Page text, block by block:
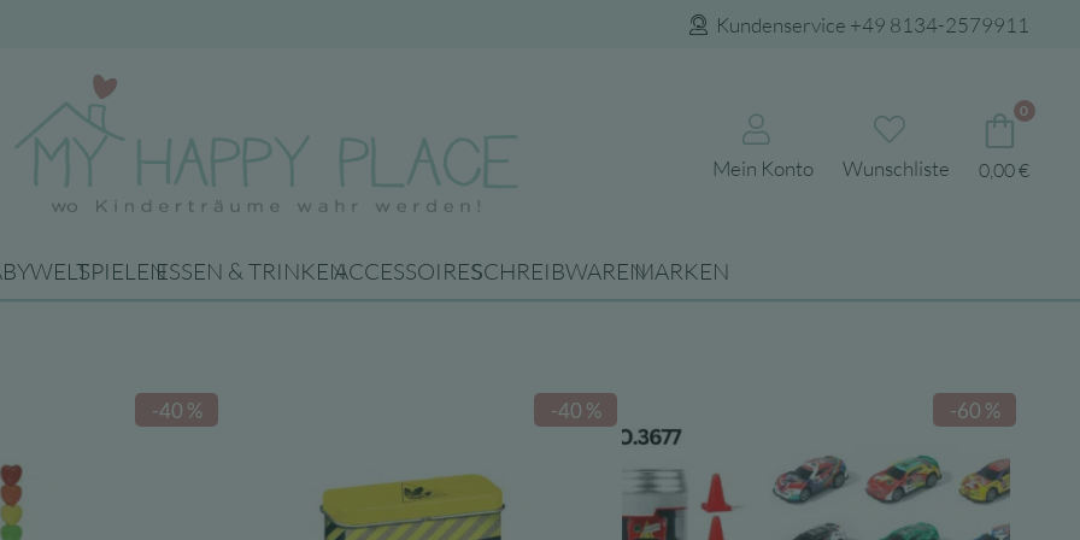
Kundenservice +49 8134-2579911
Mein Konto Wunschliste
0
0,00€
SPIELENESSEN & TRINKENACCESSOIRESSCHREIBWARENMARKEN
Geschenke ab 8 Jahren
-40 % -40 % -60 %